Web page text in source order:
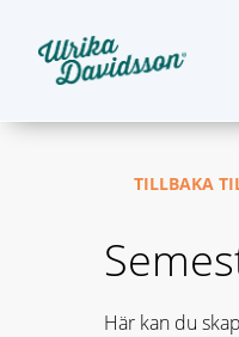
TILLBAKA
Här kan du